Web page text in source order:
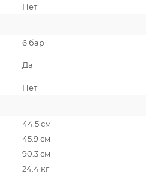
Нет
6 бар
Да
Нет
44.5 см
45.9 см
90.3 см
24.4 кг